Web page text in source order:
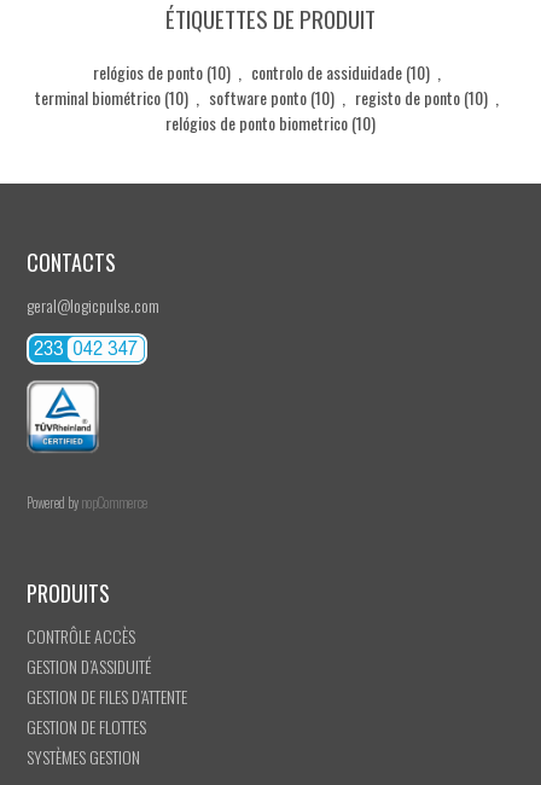
ÉTIQUETTES DE PRODUIT
relógios de ponto(10) controlo de assiduidade(10)
terminal biométrico(10) software ponto(10) registo de ponto(10)
relógios de ponto biometrico(10)
CONTACTS
geral@logicpulse.com
Powered bynopCommerce
PRODUITS
CONTRÔLE ACCÈS
GESTION D’ASSIDUITÉ
GESTION DE FILES D’ATTENTE
GESTION DE FLOTTES
SYSTÈMES GESTION